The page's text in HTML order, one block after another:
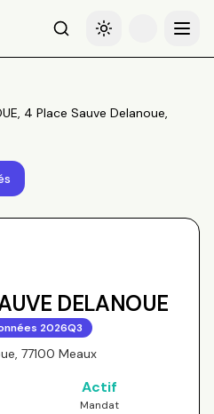
RechercheBasculer le thème
Menu
4 Place Sauve Delanoue,
DELANOUE
2026Q3
77100 Meaux
Actif
Mandat